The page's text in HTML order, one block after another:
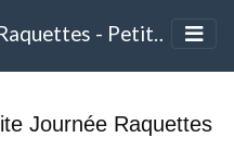
- Petite Journée - Cabane de Cunau
Journée Raquettes